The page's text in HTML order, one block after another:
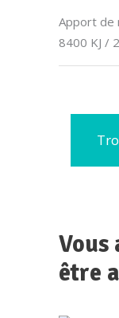
Apport de
8400 KJ /
Vous
être